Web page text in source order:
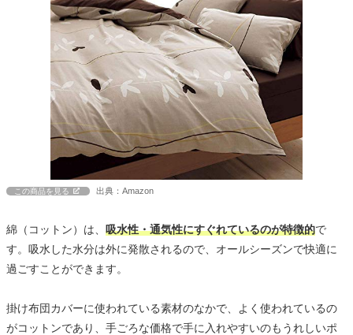
この商品を見る 出典：Amazon
綿（コットン）は、 吸水性・通気性にすぐれているのが特徴的で
す。吸水した水分は外に発散されるので、オールシーズンで快適に
過ごすことができます。
掛け布団カバーに使われている素材のなかで、よく使われているの
がコットンであり、手ごろな価格で手に入れやすいのもうれしいポ